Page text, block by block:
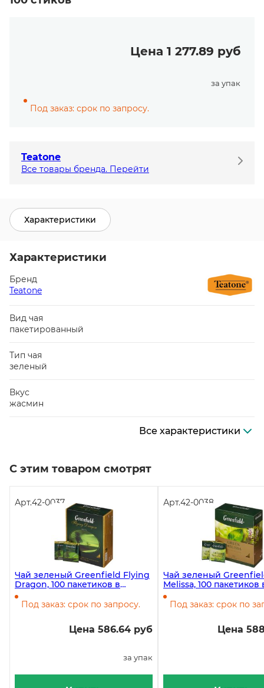
Цена 1 277.89 руб
за упак
Под заказ: срок по запросу.
Teatone
Все товары бренда. Перейти
Характеристики
Характеристики
Бренд
Teatone
Вид чая
пакетированный
Тип чая
зеленый
Вкус
жасмин
Все характеристики
С этим товаром смотрят
Арт.42-0037
Чай зеленый Greenfield Flying
Dragon, 100 пакетиков в
упаковке
Под заказ: срок по запросу.
Цена 586.64 руб
за упак
Арт.42-0038
Чай зеленый
Melissa, 100 пакетиков
упаковке
Под заказ: срок по
Цена